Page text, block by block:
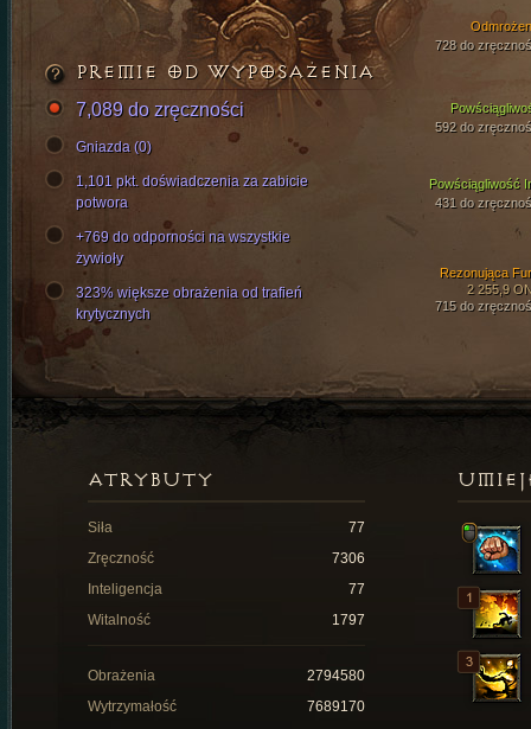
728 do
Powściągliwość
431 do
Rezonująca
2 255,9
715 do
592 do
PREMIE OD WYPOSAŻENIA
7,089 do zręczności
Gniazda (0)
1,101 pkt. doświadczenia za zabicie
potwora
+769 do odporności na wszystkie
żywioły
323% większe obrażenia od trafień
krytycznych
ATRYBUTY
Siła
77
Zręczność
7306
Inteligencja
77
Witalność
1797
Obrażenia
2794580
Wytrzymałość
7689170